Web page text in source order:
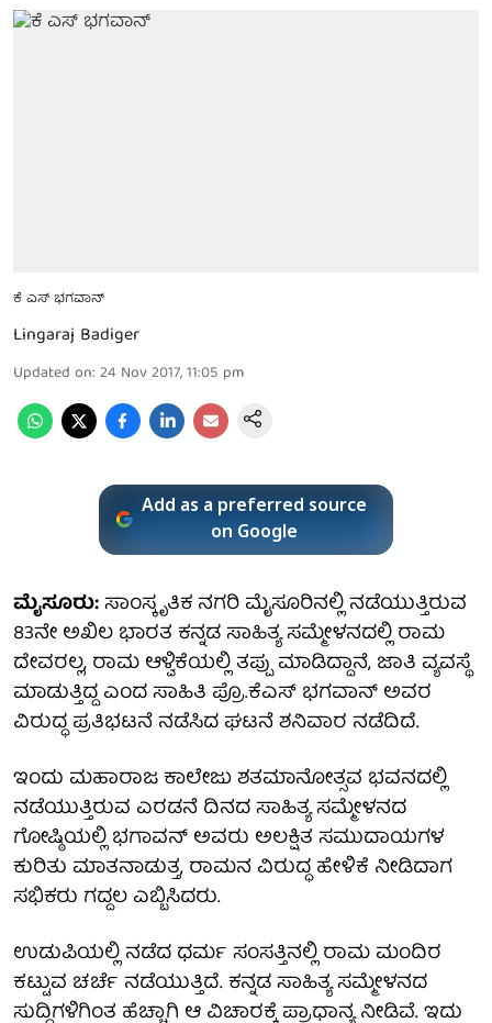
ಕೆ ಎಸ್ ಭಗವಾನ್
Lingaraj Badiger
Updated on: 24 Nov 2017, 11:05 pm
Add as a preferred source
on Google
ಮೈಸೂರು:ಸಾಂಸ್ಕೃತಿಕ ನಗರಿ ಮೈಸೂರಿನಲ್ಲಿ ನಡೆಯುತ್ತಿರುವ
83ನೇ ಅಖಿಲ ಭಾರತ ಕನ್ನಡ ಸಾಹಿತ್ಯ ಸಮ್ಮೇಳನದಲ್ಲಿ ರಾಮ
ದೇವರಲ್ಲ, ರಾಮ ಆಳ್ವಿಕೆಯಲ್ಲಿ ತಪ್ಪು ಮಾಡಿದ್ದಾನೆ, ಜಾತಿ ವ್ಯವಸ್ಥೆ
ಮಾಡುತ್ತಿದ್ದ ಎಂದ ಸಾಹಿತಿ ಪ್ರೊ.ಕೆಎಸ್ ಭಗವಾನ್ ಅವರ
ವಿರುದ್ಧ ಪ್ರತಿಭಟನೆ ನಡೆಸಿದ ಘಟನೆ ಶನಿವಾರ ನಡೆದಿದೆ.
ಇಂದು ಮಹಾರಾಜ ಕಾಲೇಜು ಶತಮಾನೋತ್ಸವ ಭವನದಲ್ಲಿ
ನಡೆಯುತ್ತಿರುವ ಎರಡನೆ ದಿನದ ಸಾಹಿತ್ಯ ಸಮ್ಮೇಳನದ
ಗೋಷ್ಠಿಯಲ್ಲಿ ಭಗಾವನ್ ಅವರು ಅಲಕ್ಷಿತ ಸಮುದಾಯಗಳ
ಕುರಿತು ಮಾತನಾಡುತ್ತ, ರಾಮನ ವಿರುದ್ಧ ಹೇಳಿಕೆ ನೀಡಿದಾಗ
ಸಭಿಕರು ಗದ್ದಲ ಎಬ್ಬಿಸಿದರು.
ಉಡುಪಿಯಲ್ಲಿ ನಡೆದ ಧರ್ಮ ಸಂಸತ್ತಿನಲ್ಲಿ ರಾಮ ಮಂದಿರ
ಕಟ್ಟುವ ಚರ್ಚೆ ನಡೆಯುತ್ತಿದೆ. ಕನ್ನಡ ಸಾಹಿತ್ಯ ಸಮ್ಮೇಳನದ
ಸುದ್ದಿಗಳಿಗಿಂತ ಹೆಚ್ಚಾಗಿ ಆ ವಿಚಾರಕ್ಕೆ ಪ್ರಾಧಾನ್ಯ ನೀಡಿವೆ. ಇದು